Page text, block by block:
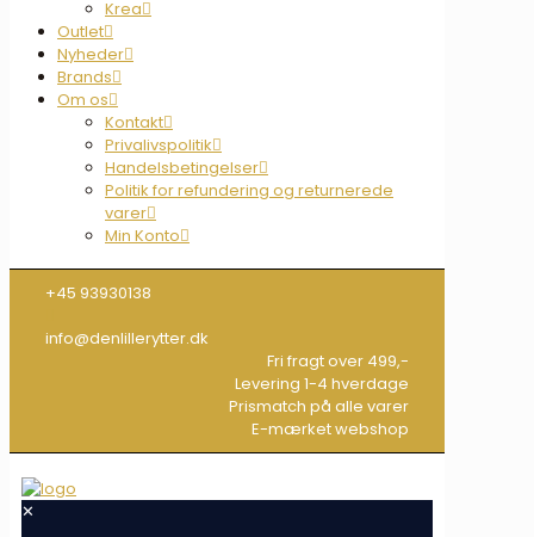
Krea
Outlet
Nyheder
Brands
Om os
Kontakt
Privalivspolitik
Handelsbetingelser
Politik for refundering og returnerede
varer
Min Konto
+45 93930138
info@denlillerytter.dk
Fri fragt over 499,-
Levering 1-4 hverdage
Prismatch på alle varer
E-mærket webshop
✕